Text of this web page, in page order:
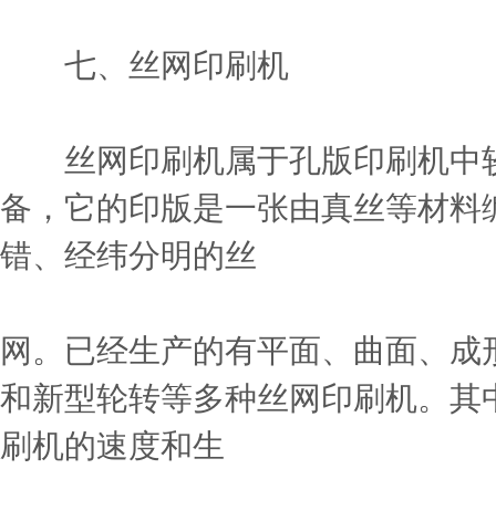
七、丝网印刷机
丝网印刷机属于孔版印刷机中
备，它的印版是一张由真丝等材料
错、经纬分明的丝
网。已经生产的有平面、曲面、成
和新型轮转等多种丝网印刷机。其
刷机的速度和生